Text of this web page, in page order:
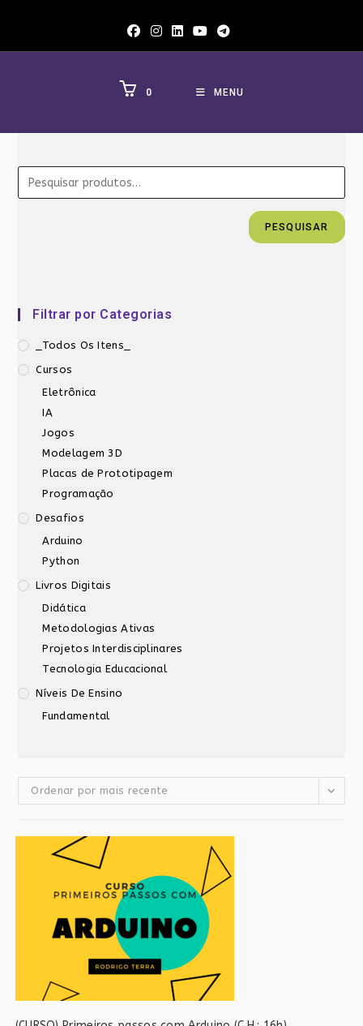
0 MENU
PESQUISAR
Filtrar por Categorias
_Todos Os Itens_
Cursos
Eletrônica
IA
Jogos
Modelagem 3D
Placas de Prototipagem
Programação
Desafios
Arduino
Python
Livros Digitais
Didática
Metodologias Ativas
Projetos Interdisciplinares
Tecnologia Educacional
Níveis De Ensino
Fundamental
Ordenar por mais recente